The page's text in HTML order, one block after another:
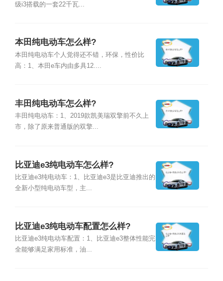
级i3搭载的一套22千瓦...
本田纯电动车怎么样?
本田纯电动车个人觉得还不错，环保，性价比
高：1、本田e车内由多具12....
丰田纯电动车怎么样?
丰田纯电动车：1、2019款凯美瑞双擎前不久上
市，除了原来普通版的双擎...
比亚迪e3纯电动车怎么样?
比亚迪e3纯电动车：1、比亚迪e3是比亚迪推出的
全新小型纯电动车型，主...
比亚迪e3纯电动车配置怎么样?
比亚迪e3纯电动车配置：1、比亚迪e3整体性能完
全能够满足家用标准，油...